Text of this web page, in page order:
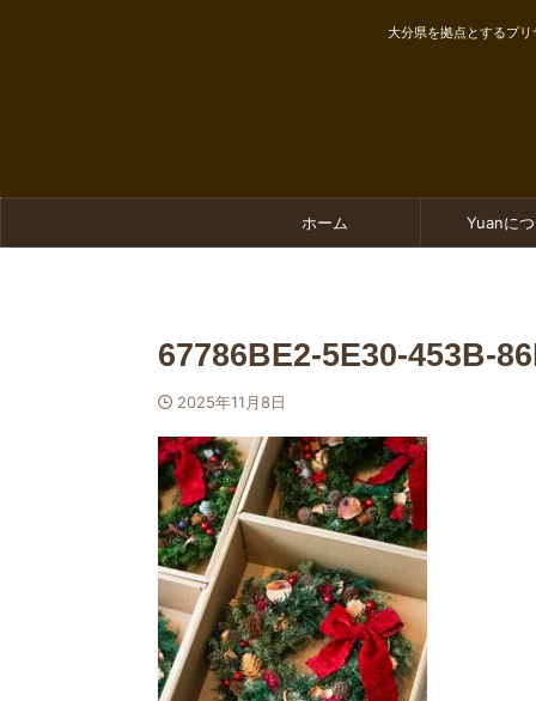
大分県を拠点とするプ
ホーム Yuanに
67786BE2-5E30-453B-
2025年11月8日